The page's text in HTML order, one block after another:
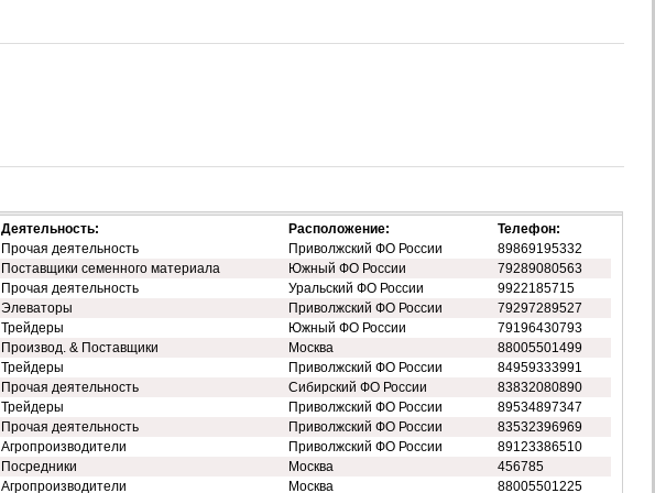
Деятельность: Расположение:
Телефон:
Прочая деятельность Приволжский ФО России
89869195332
Поставщики семенного материала Южный ФО России
79289080563
Прочая деятельность Уральский ФО России
9922185715
Элеваторы Приволжский ФО России
79297289527
Трейдеры Южный ФО России
79196430793
Производ. & Поставщики Москва
88005501499
Трейдеры Приволжский ФО России
84959333991
Прочая деятельность Сибирский ФО России
83832080890
Трейдеры Приволжский ФО России
89534897347
Прочая деятельность Приволжский ФО России
83532396969
Агропроизводители Приволжский ФО России
89123386510
Посредники Москва
456785
Агропроизводители Москва 88005501225